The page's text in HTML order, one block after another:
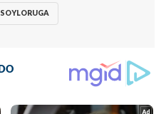
SOYLORUGA